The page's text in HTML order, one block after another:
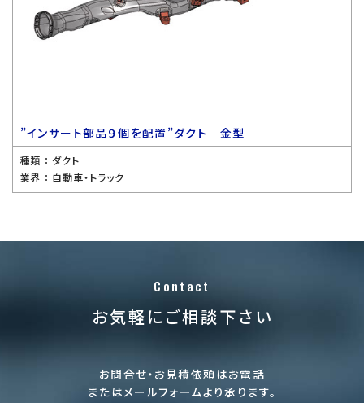
”インサート部品９個を配置”ダクト 金型
種類 ： ダクト
業界 ： 自動車・トラック
Contact
お気軽にご相談下さい
お問合せ・お見積依頼はお電話
またはメールフォームより承ります。